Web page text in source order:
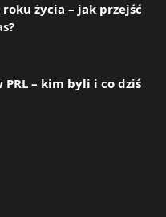
roku życia – jak przejść
– kim byli i co dziś